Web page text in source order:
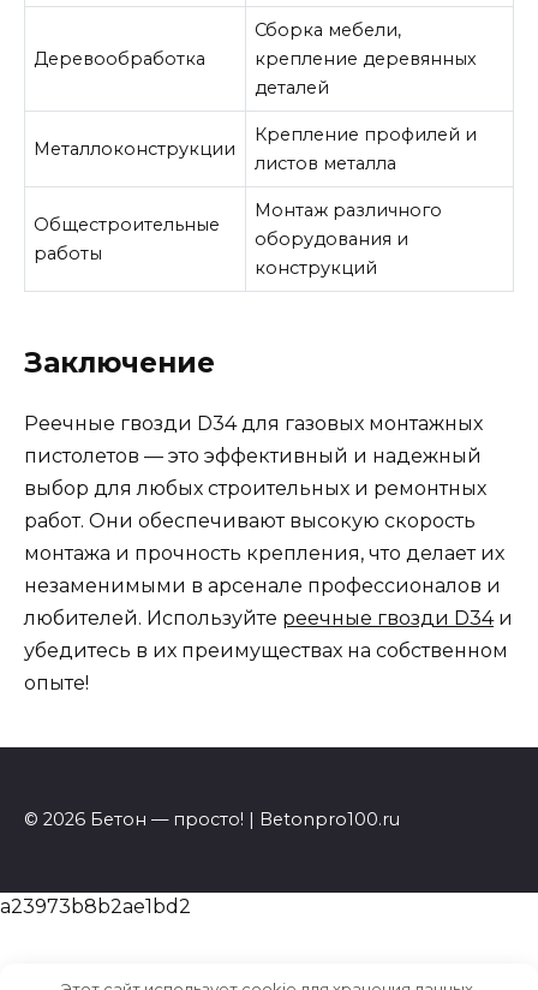
Деревообработка
Сборка мебели,
крепление деревянных
деталей
Металлоконструкции
Крепление профилей и
листов металла
Общестроительные
работы
Монтаж различного
оборудования и
конструкций
Заключение
Реечные гвозди D34 для газовых монтажных
пистолетов — это эффективный и надежный
выбор для любых строительных и ремонтных
работ. Они обеспечивают высокую скорость
монтажа и прочность крепления, что делает их
незаменимыми в арсенале профессионалов и
любителей. Используйте реечные гвозди D34и
убедитесь в их преимуществах на собственном
опыте!
© 2026 Бетон — просто! | Betonpro100.ru
a23973b8b2ae1bd2